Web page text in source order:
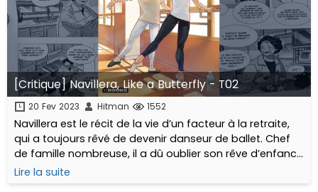
[Critique] Navillera, Like a Butterfly - T02
20 Fev 2023 Hitman 1552
Navillera est le récit de la vie d’un facteur à la retraite,
qui a toujours rêvé de devenir danseur de ballet. Chef
de famille nombreuse, il a dû oublier son rêve d’enfance
au profit d’une situation professionnelle stable...
Lire la suite